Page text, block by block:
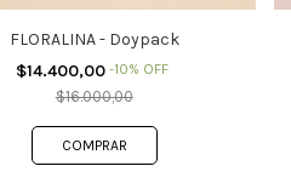
FLORALINA - Doypack
$14.400,00 -10% OFF
$16.000,00